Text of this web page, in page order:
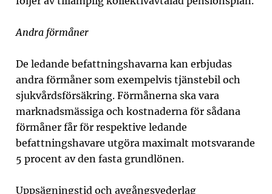
Andra förmåner
De ledande befattningshavarna kan erbjudas
andra förmåner som exempelvis tjänstebil och
sjuk­vårdsförsäkring. Förmånerna ska vara
marknadsmässiga och kostnaderna för sådana
förmåner får för respektive ledande
befattningshavare utgöra maximalt motsvarande
5 procent av den fasta grundlönen.
Uppsägningstid och avgångsvederlag